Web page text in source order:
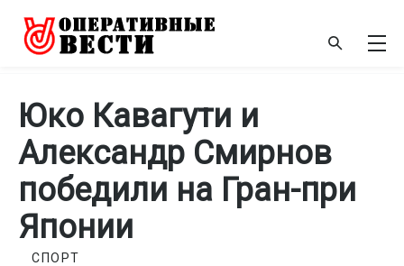
Юко Кавагути и
Александр Смирнов
победили на Гран-при
Японии
СПОРТ